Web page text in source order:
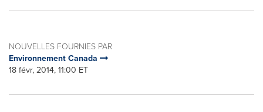
NOUVELLES FOURNIES PAR
Environnement Canada
18 févr, 2014, 11:00 ET